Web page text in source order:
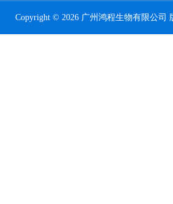
Copyright © 2026 广州鸿程生物有限公司